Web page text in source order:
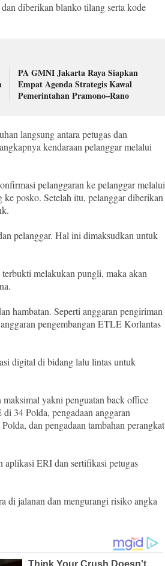
diberikan blanko tilang serta kode
PA GMNI Jakarta Raya Siapkan
Empat Agenda Strategis Kawal
Pemerintahan Pramono–Rano
langsung antara petugas dan
kendaraan pelanggar melalui
pelanggaran ke pelanggar melalui
posko. Setelah itu, pelanggar diberikan
pelanggar. Hal ini dimaksudkan untuk
melakukan pungli, maka akan
hambatan. Seperti anggaran pengiriman
pengembangan ETLE Korlantas
digital di bidang lalu lintas untuk
yakni penguatan back office
34 Polda, pengadaan anggaran
dan pengadaan tambahan perangkat
ERI dan sertifikasi petugas
di jalanan dan mengurangi risiko angka